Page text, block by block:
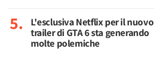
L'esclusiva Netflix per il nuovo
trailer di GTA 6 sta generando
molte polemiche